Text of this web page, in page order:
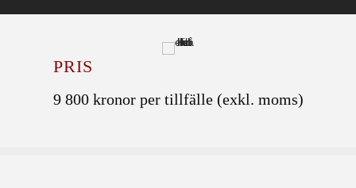
PRIS
9 800 kronor per tillfälle (exkl. moms)